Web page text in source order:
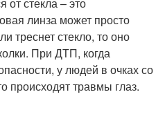
линза может просто
треснет стекло, то оно
При ДТП, когда
у людей в очках со
происходят травмы глаз.